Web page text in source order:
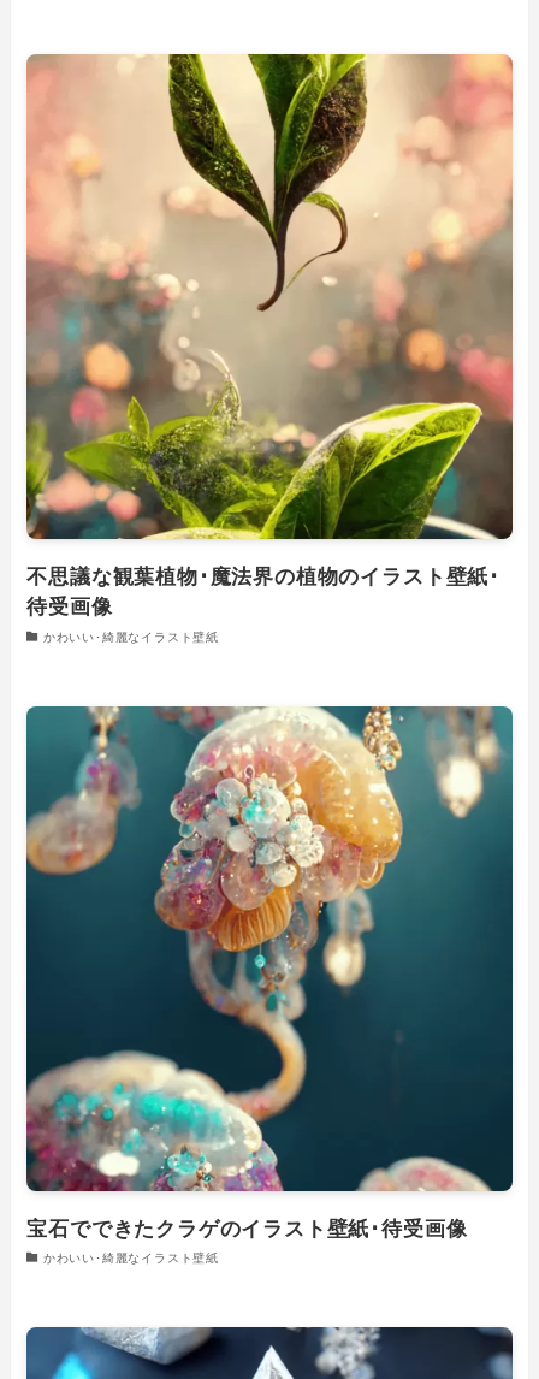
不思議な観葉植物･魔法界の植物のイラスト壁紙･
待受画像
かわいい･綺麗なイラスト壁紙
宝石でできたクラゲのイラスト壁紙･待受画像
かわいい･綺麗なイラスト壁紙